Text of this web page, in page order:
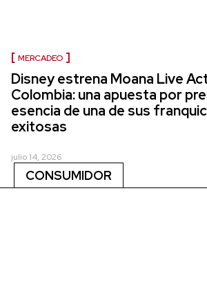
MERCADEO
Disney estrena Moana Live
Colombia: una apuesta por
esencia de una de sus
exitosas
julio 14, 2026
CONSUMIDOR